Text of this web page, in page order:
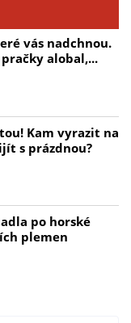
vás nadchnou.
alobal,...
Kam vyrazit na
s prázdnou?
po horské
plemen